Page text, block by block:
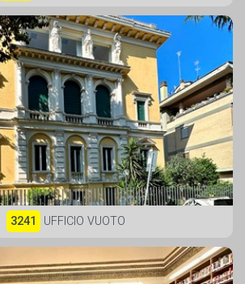
3241 UFFICIO VUOTO